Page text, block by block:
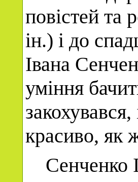
повістей та
ін.) і до
Івана
уміння
красиво, як
Сенченко